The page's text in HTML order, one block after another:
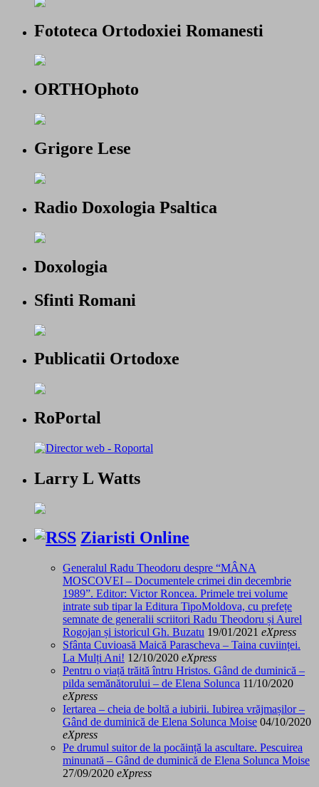
Fototeca Ortodoxiei Romanesti
ORTHOphoto
Grigore Lese
Radio Doxologia Psaltica
Doxologia
Sfinti Romani
Publicatii Ortodoxe
RoPortal
Larry L Watts
Ziaristi Online
Generalul Radu Theodoru despre “MÂNA
MOSCOVEI – Documentele crimei din decembrie
1989”. Editor: Victor Roncea. Primele trei volume
intrate sub tipar la Editura TipoMoldova, cu prefețe
semnate de generalii scriitori Radu Theodoru și Aurel
Rogojan și istoricul Gh. Buzatu 19/01/2021 eXpress
Sfânta Cuvioasă Maică Parascheva – Taina cuviinței.
La Mulți Ani! 12/10/2020 eXpress
Pentru o viață trăită întru Hristos. Gând de duminică –
pilda semănătorului – de Elena Solunca 11/10/2020
eXpress
Iertarea – cheia de boltă a iubirii. Iubirea vrăjmașilor –
Gând de duminică de Elena Solunca Moise 04/10/2020
eXpress
Pe drumul suitor de la pocăință la ascultare. Pescuirea
minunată – Gând de duminică de Elena Solunca Moise
27/09/2020 eXpress